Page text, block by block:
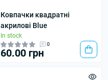
Ковпачки квадратні
акрилові Blue
In stock
0
60.00 грн